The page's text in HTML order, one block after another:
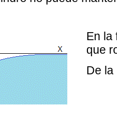
En la
que
De la